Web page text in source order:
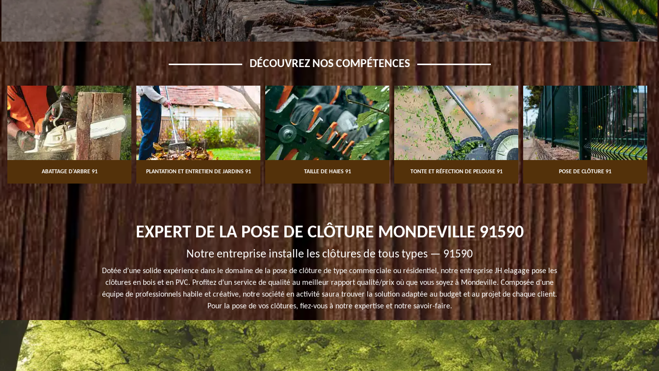
DÉCOUVREZ NOS COMPÉTENCES
ABATTAGE D'ARBRE 91 PLANTATION ET ENTRETIEN DE JARDINS 91 TAILLE DE HAIES 91 TONTE ET RÉFECTION DE PELOUSE 91 POSE DE CLÔTURE 91
EXPERT DE LA POSE DE CLÔTURE MONDEVILLE 91590
Notre entreprise installe les clôtures de tous types — 91590
Dotée d’une solide expérience dans le domaine de la pose de clôture de type commerciale ou résidentiel, notre entreprise JH elagage pose les
clôtures en bois et en PVC. Profitez d’un service de qualité au meilleur rapport qualité/prix où que vous soyez à Mondeville. Composée d’une
équipe de professionnels habile et créative, notre société en activité saura trouver la solution adaptée au budget et au projet de chaque client.
Pour la pose de vos clôtures, fiez-vous à notre expertise et notre savoir-faire.